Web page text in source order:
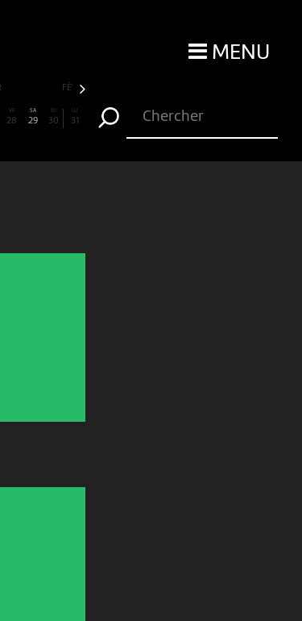
MENU
FÉVRIER
VE
28
SA
29
DI
30
LU
31